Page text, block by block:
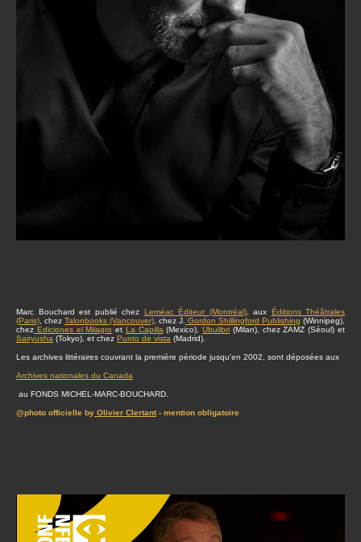
Marc Bouchard est publié chez Leméac Éditeur (Montréal), aux Éditions Théâtrales
(Paris) , chez Talonbooks (Vancouver) , chez J. Gordon Shillingford Publishing (Winnipeg),
chez Ediciones el Milagro et La Capilla (Mexico),Ubulibri (Milan), chez ZAMZ (Séoul) et
Sairyusha (Tokyo), et chez Punto de vista (Madrid).
Les archives littéraires couvrant la première période jusqu'en 2002, sont déposées aux
Archives nationales du Canada
au FONDS MICHEL-MARC-BOUCHARD.
@photo officielle by Olivier Clertant- mention obligatoire